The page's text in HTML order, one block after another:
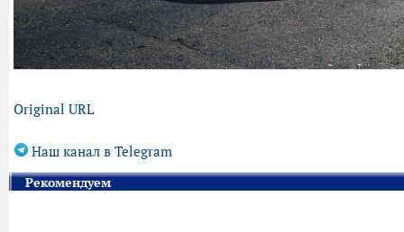
Original URL
Наш канал в Telegram
Рекомендуем